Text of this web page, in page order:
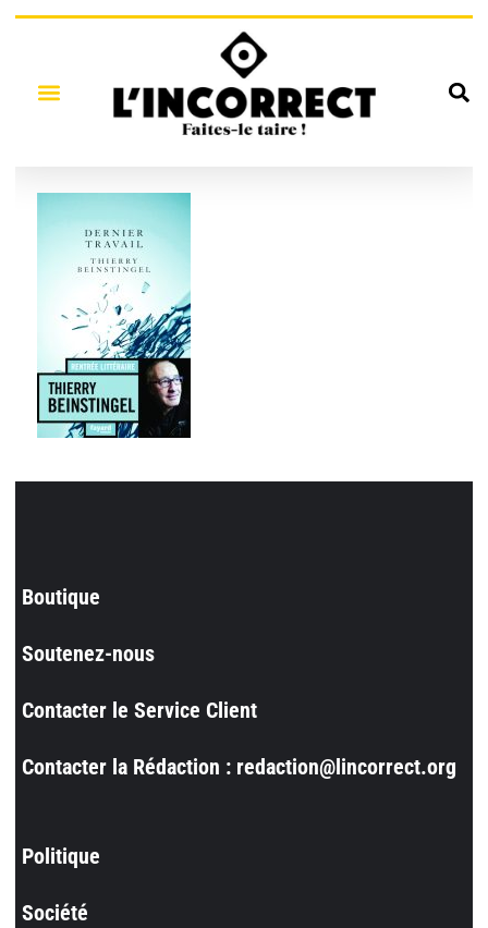
Boutique
Soutenez-nous
Contacter le Service Client
Contacter la Rédaction : redaction@lincorrect.org
Politique
Société